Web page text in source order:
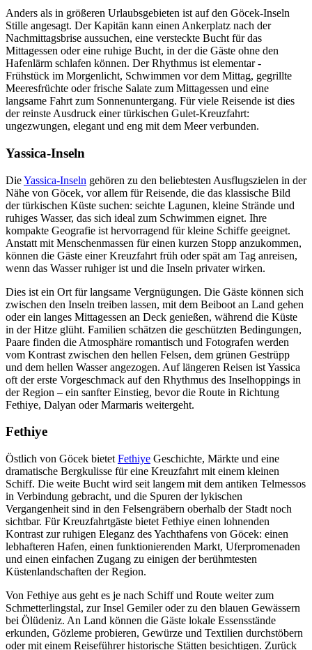
Anders als in größeren Urlaubsgebieten ist auf den Göcek-Inseln
Stille angesagt. Der Kapitän kann einen Ankerplatz nach der
Nachmittagsbrise aussuchen, eine versteckte Bucht für das
Mittagessen oder eine ruhige Bucht, in der die Gäste ohne den
Hafenlärm schlafen können. Der Rhythmus ist elementar -
Frühstück im Morgenlicht, Schwimmen vor dem Mittag, gegrillte
Meeresfrüchte oder frische Salate zum Mittagessen und eine
langsame Fahrt zum Sonnenuntergang. Für viele Reisende ist dies
der reinste Ausdruck einer türkischen Gulet-Kreuzfahrt:
ungezwungen, elegant und eng mit dem Meer verbunden.
Yassica-Inseln
DieYassica-Inseln gehören zu den beliebtesten Ausflugszielen in der
Nähe von Göcek, vor allem für Reisende, die das klassische Bild
der türkischen Küste suchen: seichte Lagunen, kleine Strände und
ruhiges Wasser, das sich ideal zum Schwimmen eignet. Ihre
kompakte Geografie ist hervorragend für kleine Schiffe geeignet.
Anstatt mit Menschenmassen für einen kurzen Stopp anzukommen,
können die Gäste einer Kreuzfahrt früh oder spät am Tag anreisen,
wenn das Wasser ruhiger ist und die Inseln privater wirken.
Dies ist ein Ort für langsame Vergnügungen. Die Gäste können sich
zwischen den Inseln treiben lassen, mit dem Beiboot an Land gehen
oder ein langes Mittagessen an Deck genießen, während die Küste
in der Hitze glüht. Familien schätzen die geschützten Bedingungen,
Paare finden die Atmosphäre romantisch und Fotografen werden
vom Kontrast zwischen den hellen Felsen, dem grünen Gestrüpp
und dem hellen Wasser angezogen. Auf längeren Reisen ist Yassica
oft der erste Vorgeschmack auf den Rhythmus des Inselhoppings in
der Region – ein sanfter Einstieg, bevor die Route in Richtung
Fethiye, Dalyan oder Marmaris weitergeht.
Fethiye
Östlich von Göcek bietet Fethiye Geschichte, Märkte und eine
dramatische Bergkulisse für eine Kreuzfahrt mit einem kleinen
Schiff. Die weite Bucht wird seit langem mit dem antiken Telmessos
in Verbindung gebracht, und die Spuren der lykischen
Vergangenheit sind in den Felsengräbern oberhalb der Stadt noch
sichtbar. Für Kreuzfahrtgäste bietet Fethiye einen lohnenden
Kontrast zur ruhigen Eleganz des Yachthafens von Göcek: einen
lebhafteren Hafen, einen funktionierenden Markt, Uferpromenaden
und einen einfachen Zugang zu einigen der berühmtesten
Küstenlandschaften der Region.
Von Fethiye aus geht es je nach Schiff und Route weiter zum
Schmetterlingstal, zur Insel Gemiler oder zu den blauen Gewässern
bei Ölüdeniz. An Land können die Gäste lokale Essensstände
erkunden, Gözleme probieren, Gewürze und Textilien durchstöbern
oder mit einem Reiseführer historische Stätten besichtigen. Zurück